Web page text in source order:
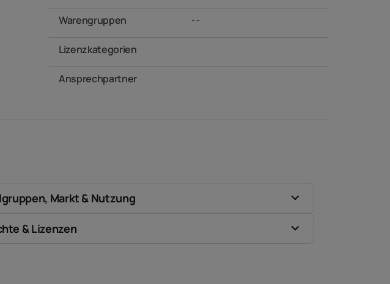
Warengruppen - -
Lizenzkategorien
Ansprechpartner
Markt & Nutzung
& Lizenzen